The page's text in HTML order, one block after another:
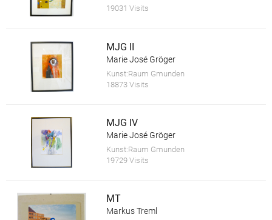
19031 Visits
MJG II
Marie José Gröger
Kunst:Raum Gmunden
18873 Visits
MJG IV
Marie José Gröger
Kunst:Raum Gmunden
19729 Visits
MT
Markus Treml